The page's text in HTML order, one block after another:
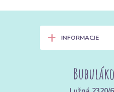
+ INFORMACJE